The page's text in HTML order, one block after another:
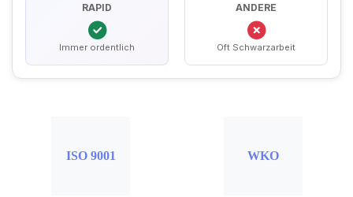
RAPID
Immer ordentlich
ANDERE
Oft Schwarzarbeit